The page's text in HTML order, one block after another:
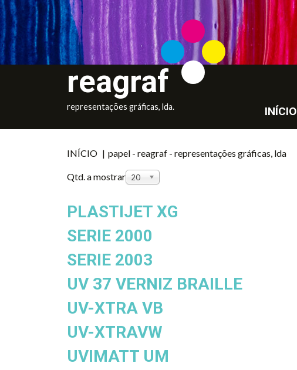
reagraf
representações gráficas, lda. INÍCIO
INÍCIO | papel - reagraf - representações gráficas, lda
Qtd. a mostrar 20
PLASTIJET XG
SERIE 2000
SERIE 2003
UV 37 VERNIZ BRAILLE
UV-XTRA VB
UV-XTRAVW
UVIMATT UM